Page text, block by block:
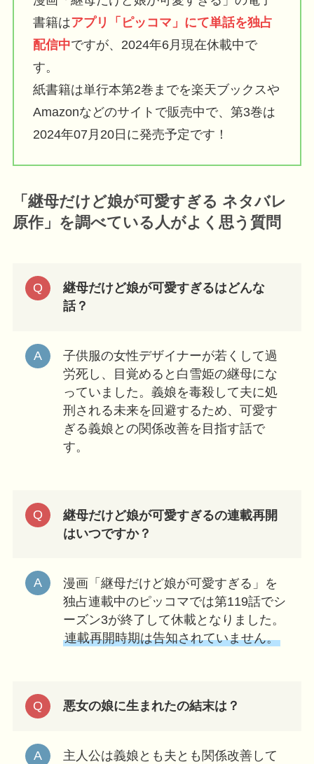
書籍はアプリ「ピッコマ」にて単話を独占
配信中ですが、2024年6月現在休載中で
す。
紙書籍は単行本第2巻までを楽天ブックスや
Amazonなどのサイトで販売中で、第3巻は
2024年07月20日に発売予定です！
「継母だけど娘が可愛すぎる ネタバレ
原作」を調べている人がよく思う質問
継母だけど娘が可愛すぎるはどんな
話？
子供服の女性デザイナーが若くして過
労死し、目覚めると白雪姫の継母にな
っていました。義娘を毒殺して夫に処
刑される未来を回避するため、可愛す
ぎる義娘との関係改善を目指す話で
す。
継母だけど娘が可愛すぎるの連載再開
はいつですか？
漫画「継母だけど娘が可愛すぎる」を
独占連載中のピッコマでは第119話でシ
ーズン3が終了して休載となりました。
連載再開時期は告知されていません。
悪女の娘に生まれたの結末は？
主人公は義娘とも夫とも関係改善して